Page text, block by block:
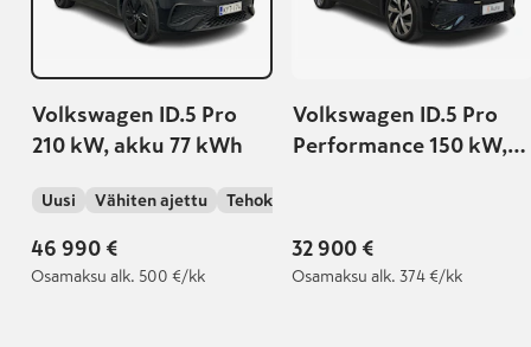
Volkswagen ID.5 Pro
210 kW, akku 77 kWh
Uusi Vähiten ajettu Tehokkain
46 990 €
Osamaksu alk. 500 €/kk
Volkswagen ID.5 Pro
Performance 150 kW,
32 900 €
Osamaksu alk. 374 €/kk